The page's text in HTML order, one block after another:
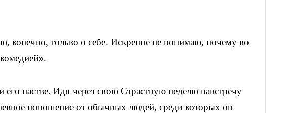
конечно, только о себе. Искренне не понимаю, почему во
пастве. Идя через свою Страстную неделю навстречу
поношение от обычных людей, среди которых он